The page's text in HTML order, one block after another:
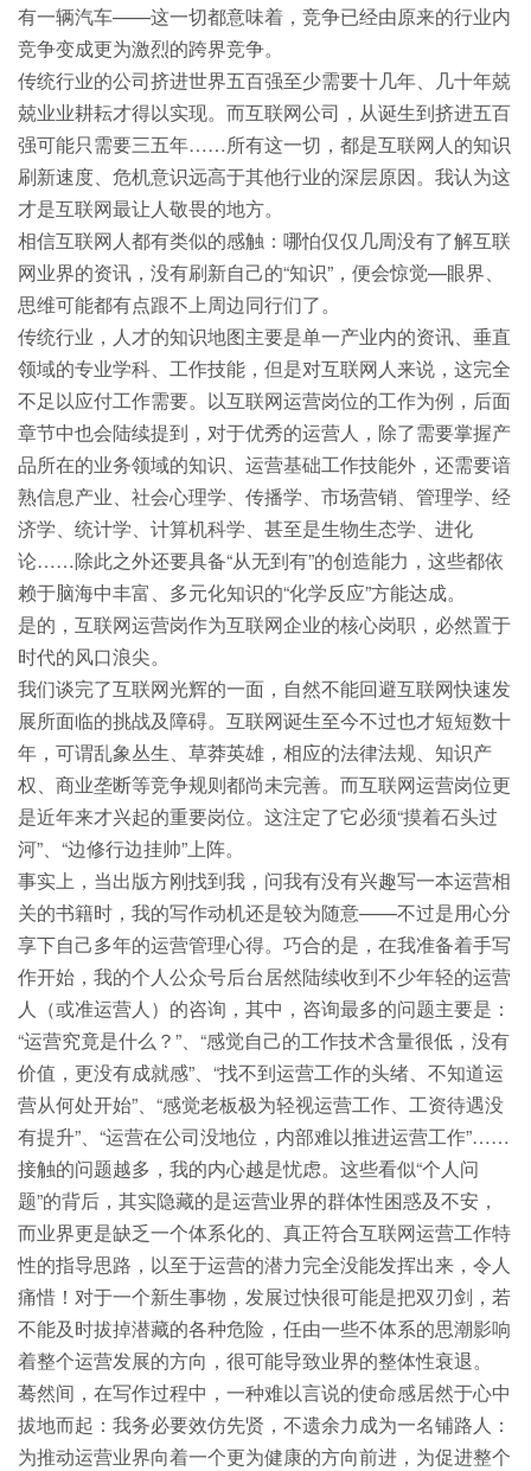
有一辆汽车——这一切都意味着，竞争已经由原来的行业内
竞争变成更为激烈的跨界竞争。
传统行业的公司挤进世界五百强至少需要十几年、几十年兢
兢业业耕耘才得以实现。而互联网公司，从诞生到挤进五百
强可能只需要三五年……所有这一切，都是互联网人的知识
刷新速度、危机意识远高于其他行业的深层原因。我认为这
才是互联网最让人敬畏的地方。
相信互联网人都有类似的感触：哪怕仅仅几周没有了解互联
网业界的资讯，没有刷新自己的“知识”，便会惊觉—眼界、
思维可能都有点跟不上周边同行们了。
传统行业，人才的知识地图主要是单一产业内的资讯、垂直
领域的专业学科、工作技能，但是对互联网人来说，这完全
不足以应付工作需要。以互联网运营岗位的工作为例，后面
章节中也会陆续提到，对于优秀的运营人，除了需要掌握产
品所在的业务领域的知识、运营基础工作技能外，还需要谙
熟信息产业、社会心理学、传播学、市场营销、管理学、经
济学、统计学、计算机科学、甚至是生物生态学、进化
论……除此之外还要具备“从无到有”的创造能力，这些都依
赖于脑海中丰富、多元化知识的“化学反应”方能达成。
是的，互联网运营岗作为互联网企业的核心岗职，必然置于
时代的风口浪尖。
我们谈完了互联网光辉的一面，自然不能回避互联网快速发
展所面临的挑战及障碍。互联网诞生至今不过也才短短数十
年，可谓乱象丛生、草莽英雄，相应的法律法规、知识产
权、商业垄断等竞争规则都尚未完善。而互联网运营岗位更
是近年来才兴起的重要岗位。这注定了它必须“摸着石头过
河”、“边修行边挂帅”上阵。
事实上，当出版方刚找到我，问我有没有兴趣写一本运营相
关的书籍时，我的写作动机还是较为随意——不过是用心分
享下自己多年的运营管理心得。巧合的是，在我准备着手写
作开始，我的个人公众号后台居然陆续收到不少年轻的运营
人（或准运营人）的咨询，其中，咨询最多的问题主要是：
“运营究竟是什么？”、“感觉自己的工作技术含量很低，没有
价值，更没有成就感”、“找不到运营工作的头绪、不知道运
营从何处开始”、“感觉老板极为轻视运营工作、工资待遇没
有提升”、“运营在公司没地位，内部难以推进运营工作”……
接触的问题越多，我的内心越是忧虑。这些看似“个人问
题”的背后，其实隐藏的是运营业界的群体性困惑及不安，
而业界更是缺乏一个体系化的、真正符合互联网运营工作特
性的指导思路，以至于运营的潜力完全没能发挥出来，令人
痛惜！对于一个新生事物，发展过快很可能是把双刃剑，若
不能及时拔掉潜藏的各种危险，任由一些不体系的思潮影响
着整个运营发展的方向，很可能导致业界的整体性衰退。
蓦然间，在写作过程中，一种难以言说的使命感居然于心中
拔地而起：我务必要效仿先贤，不遗余力成为一名铺路人：
为推动运营业界向着一个更为健康的方向前进，为促进整个